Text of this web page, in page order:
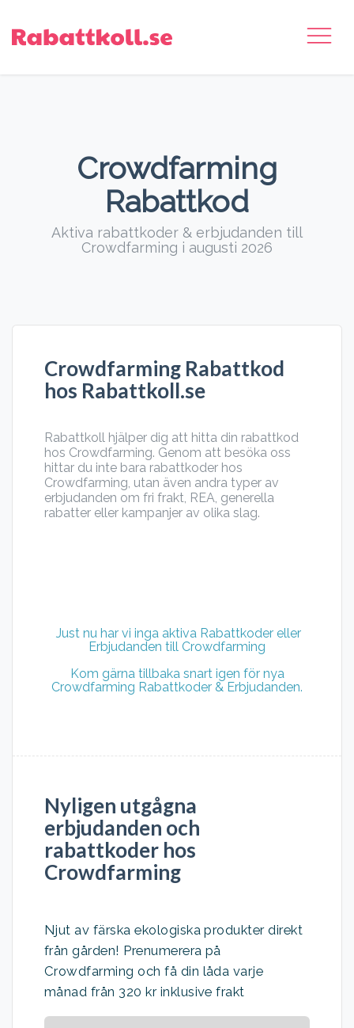
Crowdfarming
Rabattkod
Aktiva rabattkoder & erbjudanden till
Crowdfarming i augusti 2026
Crowdfarming Rabattkod
hos Rabattkoll.se
Rabattkoll hjälper dig att hitta din rabattkod
hos Crowdfarming. Genom att besöka oss
hittar du inte bara rabattkoder hos
Crowdfarming, utan även andra typer av
erbjudanden om fri frakt, REA, generella
rabatter eller kampanjer av olika slag.
Just nu har vi inga aktiva Rabattkoder eller
Erbjudanden till Crowdfarming
Kom gärna tillbaka snart igen för nya
Crowdfarming Rabattkoder & Erbjudanden.
Nyligen utgågna
erbjudanden och
rabattkoder hos
Crowdfarming
Njut av färska ekologiska produkter direkt
från gården! Prenumerera på
Crowdfarming och få din låda varje
månad från 320 kr inklusive frakt